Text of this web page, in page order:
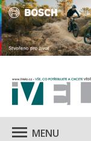
MENU